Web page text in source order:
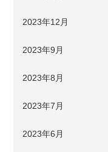
2023年12月
2023年9月
2023年8月
2023年7月
2023年6月